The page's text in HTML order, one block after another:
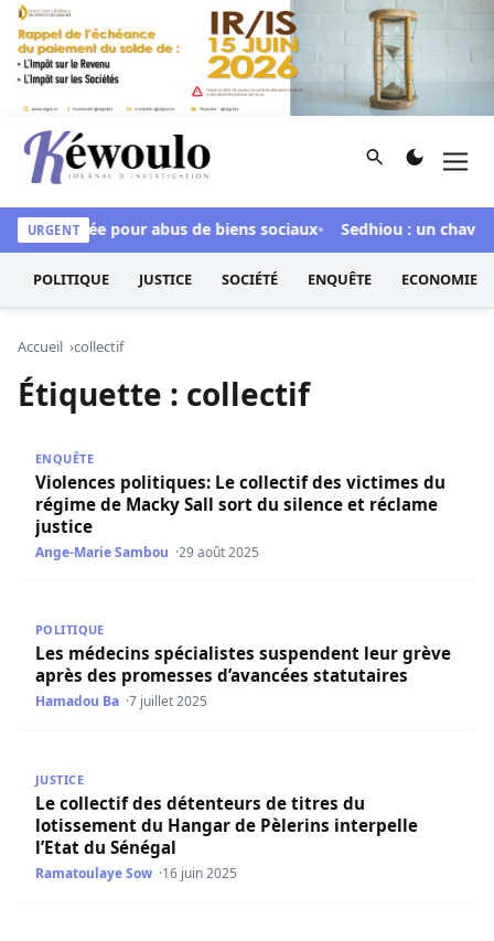
Aller au contenu
Kéwoulo, le premier site d'information et d'investigation
Rechercher
URGENT
inculpée pour abus de biens sociaux Sedhiou : un
POLITIQUE JUSTICE SOCIÉTÉ ENQUÊTE ECONOMIE
Accueil collectif
Étiquette : collectif
ENQUÊTE
Violences politiques: Le collectif des victimes du
régime de Macky Sall sort du silence et réclame
justice
Ange-Marie Sambou 29 août 2025
POLITIQUE
Les médecins spécialistes suspendent leur grève
après des promesses d’avancées statutaires
Hamadou Ba 7 juillet 2025
JUSTICE
Le collectif des détenteurs de titres du
lotissement du Hangar de Pèlerins interpelle
l’Etat du Sénégal
Ramatoulaye Sow 16 juin 2025